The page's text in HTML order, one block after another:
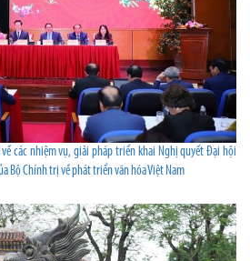
về các nhiệm vụ, giải pháp triển khai Nghị quyết Đại hội
Bộ Chính trị về phát triển văn hóa Việt Nam